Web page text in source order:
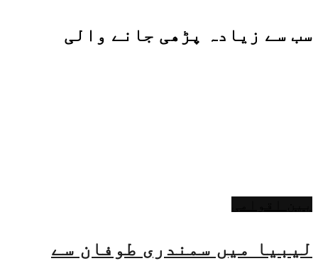
سب سے زیادہ پڑھی جانے والی
لیبیا میں سمندری طوفان سے